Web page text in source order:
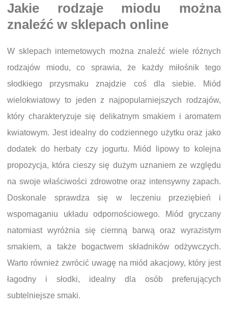
Jakie rodzaje miodu można
znaleźć w sklepach online
W sklepach internetowych można znaleźć wiele różnych
rodzajów miodu, co sprawia, że każdy miłośnik tego
słodkiego przysmaku znajdzie coś dla siebie. Miód
wielokwiatowy to jeden z najpopularniejszych rodzajów,
który charakteryzuje się delikatnym smakiem i aromatem
kwiatowym. Jest idealny do codziennego użytku oraz jako
dodatek do herbaty czy jogurtu. Miód lipowy to kolejna
propozycja, która cieszy się dużym uznaniem ze względu
na swoje właściwości zdrowotne oraz intensywny zapach.
Doskonale sprawdza się w leczeniu przeziębień i
wspomaganiu układu odpornościowego. Miód gryczany
natomiast wyróżnia się ciemną barwą oraz wyrazistym
smakiem, a także bogactwem składników odżywczych.
Warto również zwrócić uwagę na miód akacjowy, który jest
łagodny i słodki, idealny dla osób preferujących
subtelniejsze smaki.